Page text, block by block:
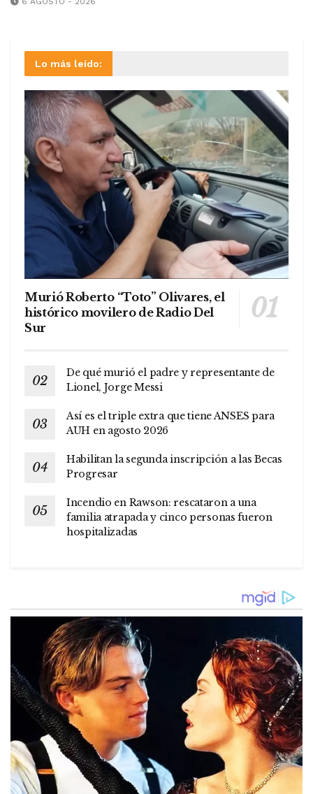
Lo más leído:
Murió Roberto “Toto” Olivares, el
histórico movilero de Radio Del
Sur
De qué murió el padre y representante de
Lionel, Jorge Messi
Así es el triple extra que tiene ANSES para
AUH en agosto 2026
Habilitan la segunda inscripción a las Becas
Progresar
Incendio en Rawson: rescataron a una
familia atrapada y cinco personas fueron
hospitalizadas